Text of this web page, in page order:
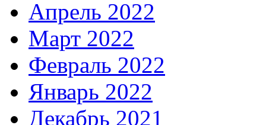
Апрель 2022
Март 2022
Февраль 2022
Январь 2022
Декабрь 2021